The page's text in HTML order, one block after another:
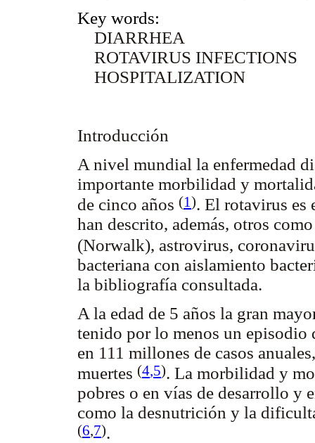
Key words:
DIARRHEA
ROTAVIRUS INFECTIONS
HOSPITALIZATION
Introducción
A nivel mundial la enfermedad
importante morbilidad y
de cinco años (1). El rotavirus es
han descrito, además, otros
(Norwalk), astrovirus,
bacteriana con aislamiento
la bibliografía consultada.
A la edad de 5 años la gran
tenido por lo menos un episodio
en 111 millones de casos
muertes (4,5). La morbilidad y
pobres o en vías de desarrollo y
como la desnutrición y la
(6,7).